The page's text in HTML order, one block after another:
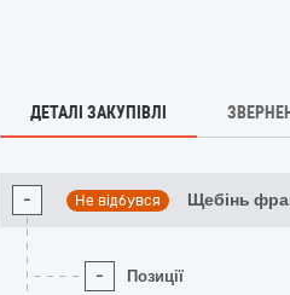
ДЕТАЛІ ЗАКУПІВЛІ
- Не відбувся Щебінь
- Позиції